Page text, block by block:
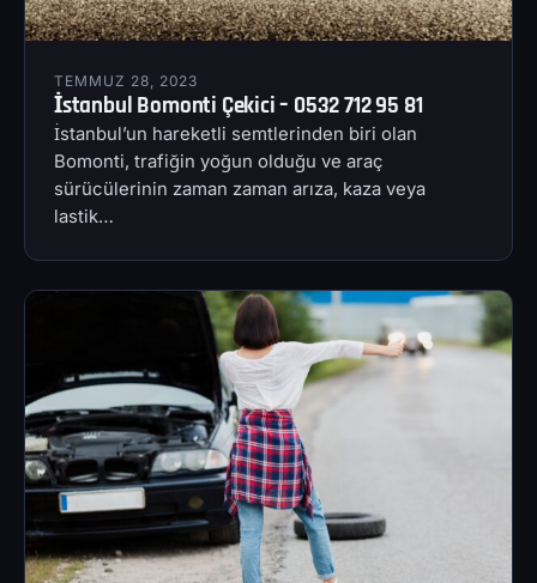
TEMMUZ 28, 2023
İstanbul Bomonti Çekici – 0532 712 95 81
İstanbul’un hareketli semtlerinden biri olan
Bomonti, trafiğin yoğun olduğu ve araç
sürücülerinin zaman zaman arıza, kaza veya
lastik…